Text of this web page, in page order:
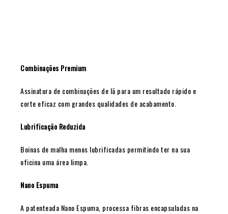
Combinações Premium
Assinatura de combinações de lã para um resultado rápido e
corte eficaz com grandes qualidades de acabamento.
Lubrificação Reduzida
Boinas de malha menos lubrificadas permitindo ter na sua
oficina uma área limpa.
Nano Espuma
A patenteada Nano Espuma, processa fibras encapsuladas na